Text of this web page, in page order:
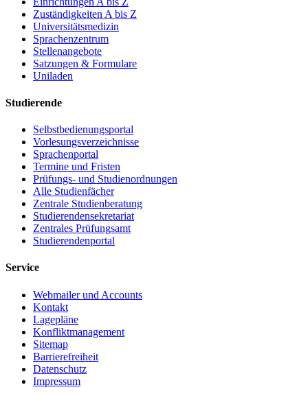
Zuständigkeiten A bis Z
Universitätsmedizin
Sprachenzentrum
Stellenangebote
Satzungen & Formulare
Uniladen
Studierende
Selbstbedienungsportal
Vorlesungsverzeichnisse
Sprachenportal
Termine und Fristen
Prüfungs- und Studienordnungen
Alle Studienfächer
Zentrale Studienberatung
Studierendensekretariat
Zentrales Prüfungsamt
Studierendenportal
Service
Webmailer und Accounts
Kontakt
Lagepläne
Konfliktmanagement
Sitemap
Barrierefreiheit
Datenschutz
Impressum